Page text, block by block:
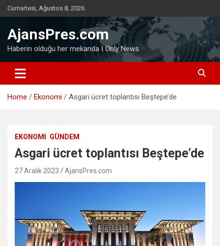
Skip
to
Cumartesi, Ağustos 8, 2026
AjansPres.com
Haberin olduğu her mekanda I Only News
Home Ekonomi Asgari ücret toplantısı Beştepe’de
EKONOMI GÜNDEM
Asgari ücret toplantısı Beştepe’de
27 Aralık 2023 AjansPres.com